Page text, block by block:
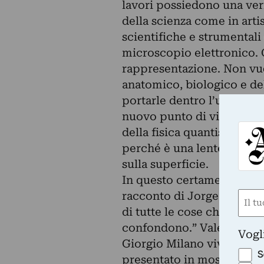
lavori possiedono una
della scienza come in
scientifiche e
microscopio elettronico.
rappresentazione. Non
anatomico, biologico e
portarle dentro l’universo
nuovo punto di vista in
della fisica quantistica,
perché è una lente che
sulla superficie.
In questo certamente un
racconto di Jorge Luis
di tutte le cose che però
confondono.” Valerio
Giorgio Milano vive e
presentato in mostre
Nome